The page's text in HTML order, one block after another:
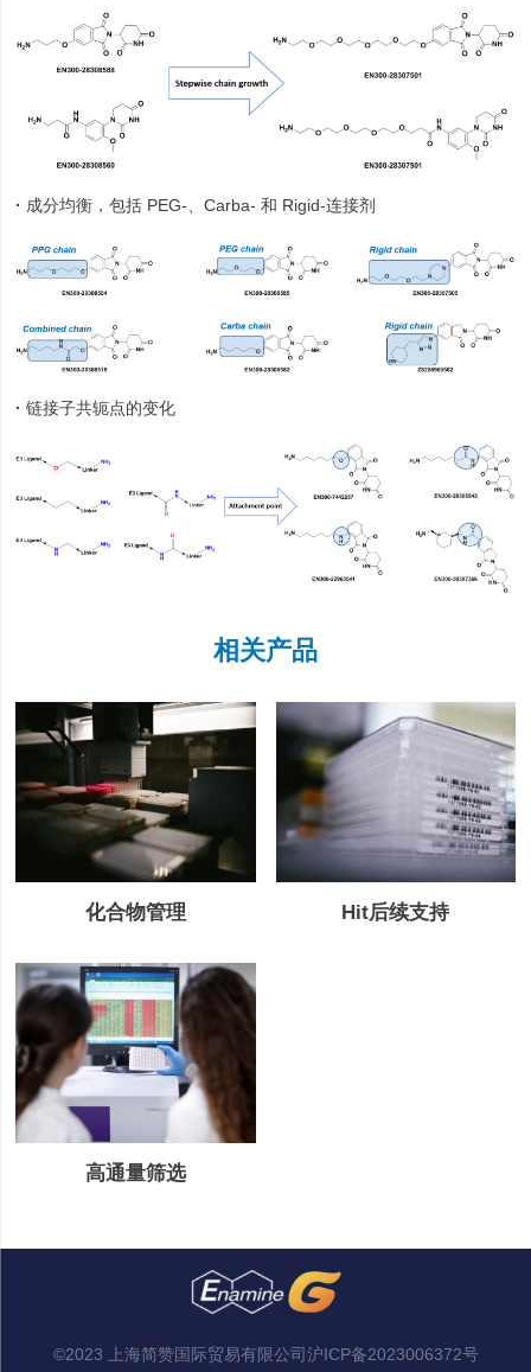
· 成分均衡，包括 PEG-、Carba- 和 Rigid-连接剂
· 链接子共轭点的变化
相关产品
化合物管理 Hit后续支持
高通量筛选
©2023 上海简赞国际贸易有限公司 沪ICP备2023006372号